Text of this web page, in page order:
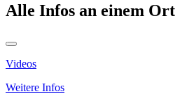
Alle Infos an einem Ort
Videos
Weitere Infos